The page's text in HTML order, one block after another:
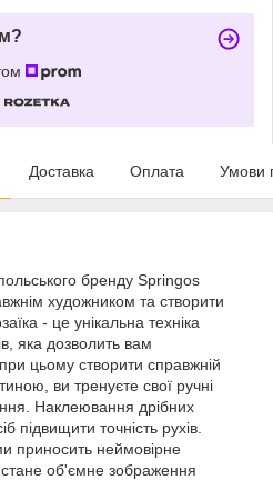
Доставка Оплата Умови
бренду Springos
художником та створити
- це унікальна техніка
яка дозволить вам
цьому створити справжній
ви тренуєте свої ручні
Наклеювання дрібних
підвищити точність рухів.
приносить неймовірне
об'ємне зображення